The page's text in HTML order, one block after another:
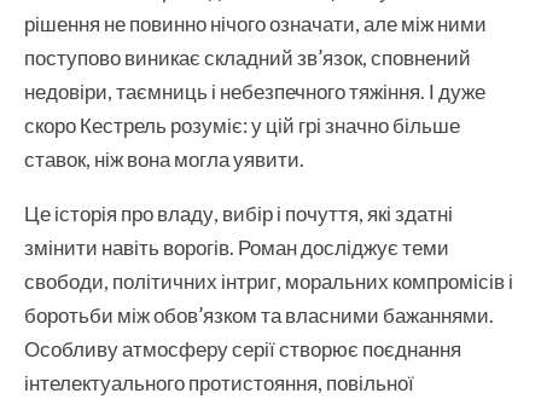
рішення не повинно нічого означати, але між ними
поступово виникає складний зв’язок, сповнений
недовіри, таємниць і небезпечного тяжіння. І дуже
скоро Кестрель розуміє: у цій грі значно більше
ставок, ніж вона могла уявити.
Це історія про владу, вибір і почуття, які здатні
змінити навіть ворогів. Роман досліджує теми
свободи, політичних інтриг, моральних компромісів і
боротьби між обов’язком та власними бажаннями.
Особливу атмосферу серії створює поєднання
інтелектуального протистояння, повільної